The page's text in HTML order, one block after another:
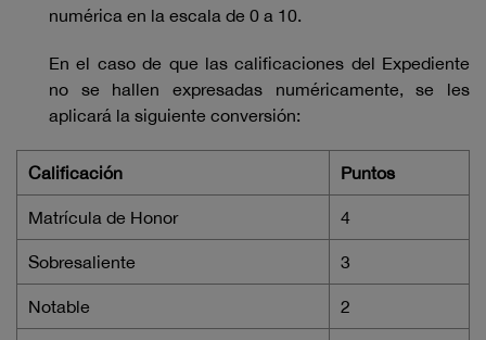
numérica en la escala de 0 a 10.
En el caso de que las calificaciones del Expediente
no se hallen expresadas numéricamente, se les
aplicará la siguiente conversión:
Calificación Puntos
Matrícula de Honor 4
Sobresaliente 3
Notable 2